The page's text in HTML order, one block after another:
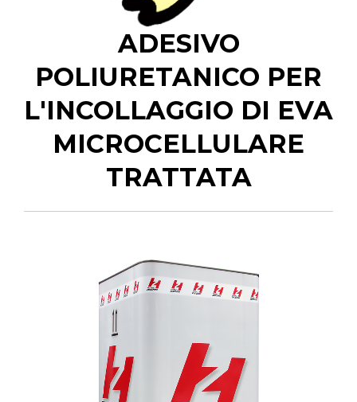
ADESIVO
POLIURETANICO PER
L'INCOLLAGGIO DI EVA
MICROCELLULARE
TRATTATA